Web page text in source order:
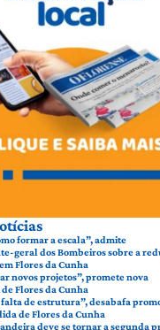
formar a escala”, admite
geral dos Bombeiros sobre a
Flores da Cunha
novos projetos”, promete nova
Flores da Cunha
de estrutura”, desabafa
de Flores da Cunha
deve se tornar a segunda